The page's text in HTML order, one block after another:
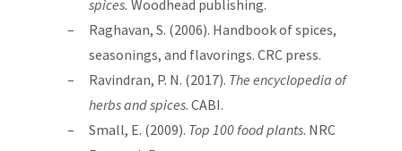
spices. Woodhead publishing.
Raghavan, S. (2006). Handbook of spices,
seasonings, and flavorings. CRC press.
Ravindran, P. N. (2017). The encyclopedia of
herbs and spices. CABI.
Small, E. (2009). Top 100 food plants. NRC